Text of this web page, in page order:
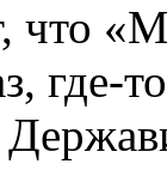
что
где-